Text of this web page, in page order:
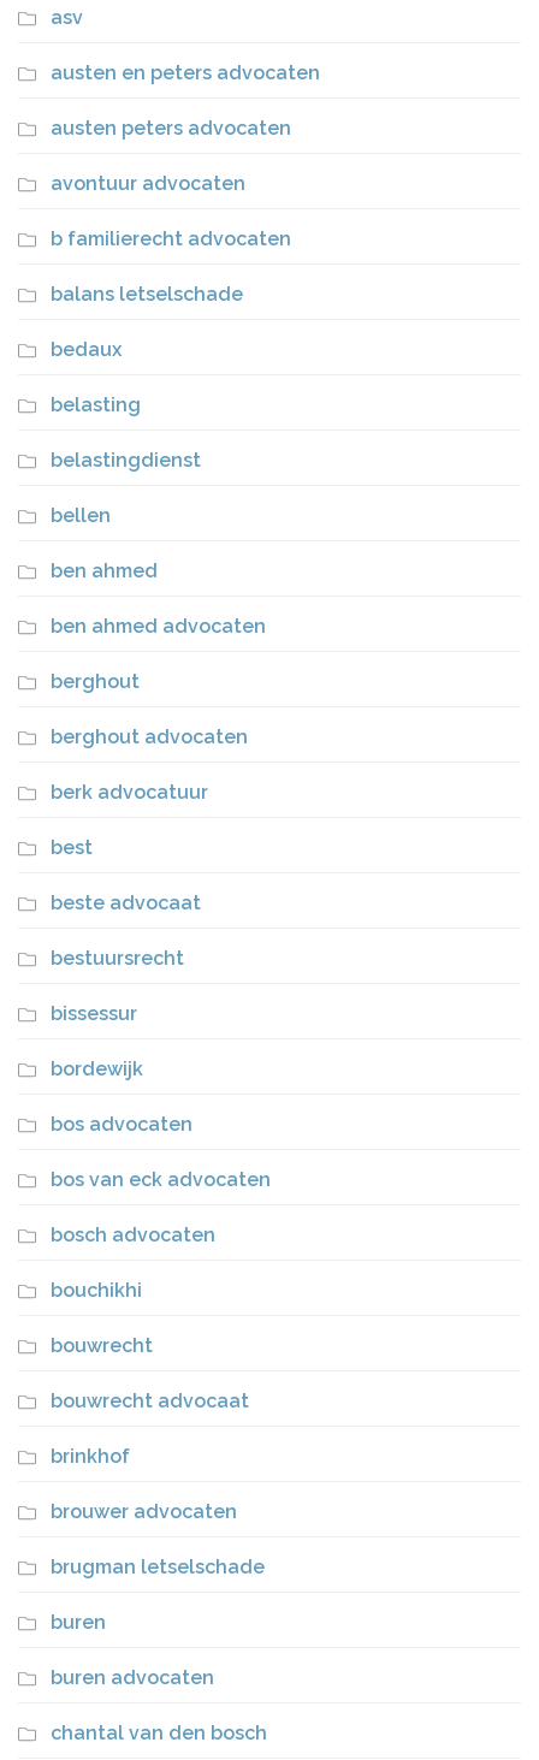
asv
austen en peters advocaten
austen peters advocaten
avontuur advocaten
b familierecht advocaten
balans letselschade
bedaux
belasting
belastingdienst
bellen
ben ahmed
ben ahmed advocaten
berghout
berghout advocaten
berk advocatuur
best
beste advocaat
bestuursrecht
bissessur
bordewijk
bos advocaten
bos van eck advocaten
bosch advocaten
bouchikhi
bouwrecht
bouwrecht advocaat
brinkhof
brouwer advocaten
brugman letselschade
buren
buren advocaten
chantal van den bosch